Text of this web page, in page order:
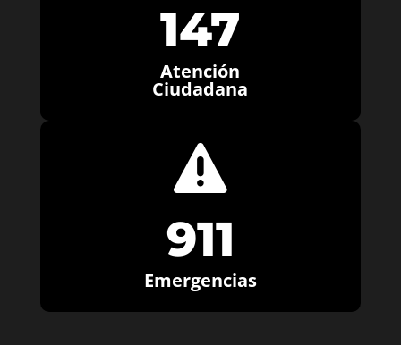
147
Atención
Ciudadana

911
Emergencias